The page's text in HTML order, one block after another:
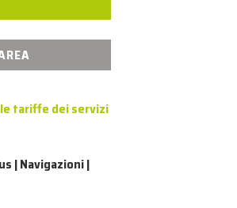
tariffe dei servizi
| Navigazioni |